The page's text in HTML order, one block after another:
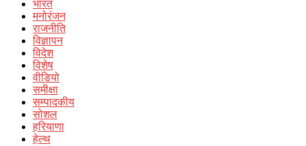
भारत
मनोरंजन
राजनीति
विज्ञापन
विदेश
विशेष
वीडियो
समीक्षा
सम्पादकीय
सोशल
हरियाणा
हेल्थ